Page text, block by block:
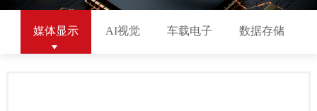
媒体显示 AI视觉 车载电子 数据存储